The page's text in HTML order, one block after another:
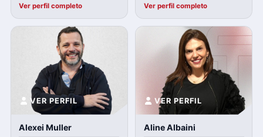
Ver perfil completo
Ver perfil completo
VER PERFIL
Alexei Muller
VER PERFIL
Aline Albaini